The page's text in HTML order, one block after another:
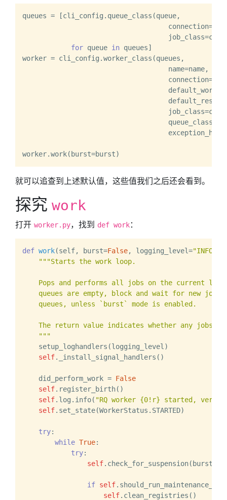
queues = [cli_config.queue_class(queue,
for queue in queues]
worker = cli_config.worker_class(queues,
                                    name=name,
就可以追查到上述默认值，这些值我们之后还会看到。
探究 work
打开 worker.py，找到 def work：
def work(self, burst=False, logging_level="INFO"
"""Starts the work loop.
Pops and performs all jobs on the current
queues are empty, block and wait for new jobs
    queues, unless `burst` mode is enabled.
The return value indicates whether any jobs
    """
    setup_loghandlers(logging_level)
self._install_signal_handlers()
    did_perform_work =
False
self.register_birth()
self.log.info( "RQ worker {0!r} started,
self.set_state(WorkerStatus.STARTED)
try:
while True:
try:
self.check_for_suspension(burst)
if self
self.clean_registries()